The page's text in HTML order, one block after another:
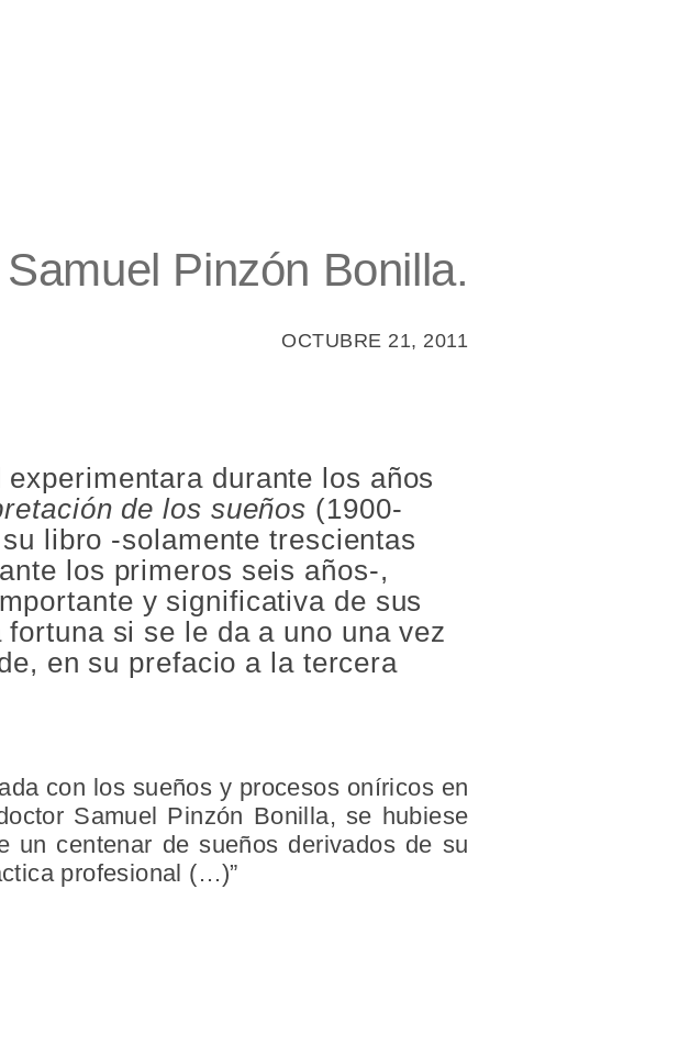
Pinzón Bonilla.
OCTUBRE 21, 2011
durante los años
de los sueños (1900-
libro -solamente trescientas
los primeros seis años-,
y significativa de sus
si se le da a uno una vez
en su prefacio a la tercera
con los sueños y procesos oníricos en
Samuel Pinzón Bonilla, se hubiese
un centenar de sueños derivados de su
profesional (…)”